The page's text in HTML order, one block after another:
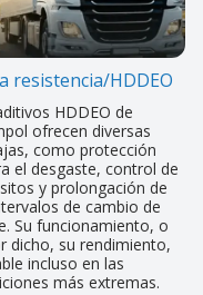
resistencia/HDDEO
HDDEO de
ofrecen diversas
como protección
el desgaste, control de
y prolongación de
de cambio de
Su funcionamiento, o
dicho, su rendimiento,
incluso en las
más extremas.